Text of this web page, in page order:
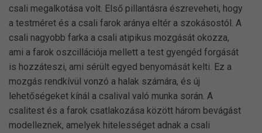
csali megalkotása volt. Első pillantásra észreveheti, hogy
a testméret és a csali farok aránya eltér a szokásostól. A
csali nagyobb farka a csali atipikus mozgását okozza,
ami a farok oszcillációja mellett a test gyengéd forgását
is hozzáteszi, ami sérült egyed benyomását kelti. Ez a
mozgás rendkívül vonzó a halak számára, és új
lehetőségeket kínál a csalival való munka során. A
csalitest és a farok csatlakozása között három bevágást
modelleznek, amelyek hitelességet adnak a csali